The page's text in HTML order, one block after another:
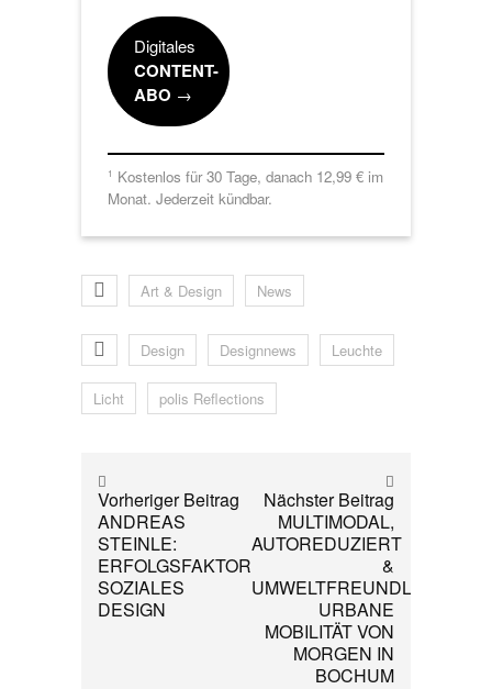
Digitales
CONTENT-
ABO →
1 Kostenlos für 30 Tage, danach 12,99 € im
Monat. Jederzeit kündbar.
Art & Design News
Design Designnews Leuchte
Licht polis Reflections
Vorheriger Beitrag
ANDREAS
STEINLE:
ERFOLGSFAKTOR
SOZIALES
DESIGN
Nächster Beitrag
MULTIMODAL,
AUTOREDUZIERT
&
UMWELTFREUNDLICH:
URBANE
MOBILITÄT VON
MORGEN IN
BOCHUM